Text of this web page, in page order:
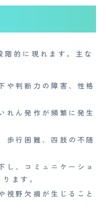
的に現れます。主な
や判断力の障害、性格
れん発作が頻繁に発生
歩行困難、四肢の不随
し、コミュニケーショ
ます。
視野欠損が生じること